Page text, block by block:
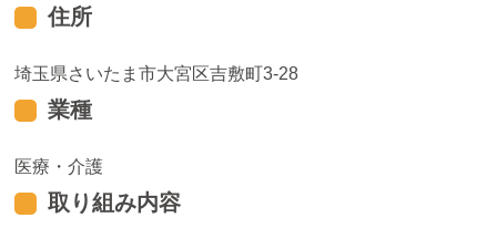
住所
埼玉県さいたま市大宮区吉敷町3-28
業種
医療・介護
取り組み内容